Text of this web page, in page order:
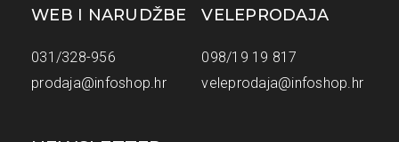
WEB I NARUDŽBE
031/328-956
prodaja@infoshop.hr
VELEPRODAJA
098/19 19 817
veleprodaja@infoshop.hr